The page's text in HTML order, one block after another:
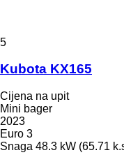
5
Kubota KX165
Cijena na upit
Mini bager
2023
Euro 3
Snaga 48.3 kW (65.71